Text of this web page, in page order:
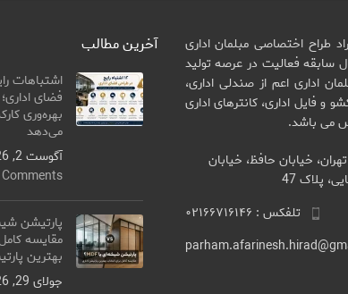
طراح اختصاصی مبلمان اداری
از ۱۸ سال سابقه فعالیت در عرصه تولید
اداری اعم از صندلی اداری،
و فایل اداری، کانترهای اداری
می باشد.
خیابان حافظ، خیابان
پلاک 47
تلفکس : ۰۲۱۶۶۷۱۶۱۴۶
آخرین مطالب
اشتباهات
بهره‌وری
می‌دهد
آگوست 2, 2026
Comments
مقایسه
بهترین
جولای 29, 2026